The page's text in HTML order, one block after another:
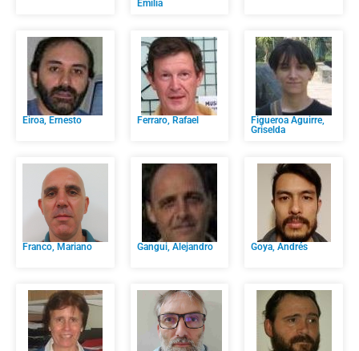
Emilia
Eiroa, Ernesto Ferraro, Rafael
Figueroa Aguirre,
Griselda
Franco, Mariano Gangui, Alejandro Goya, Andrés